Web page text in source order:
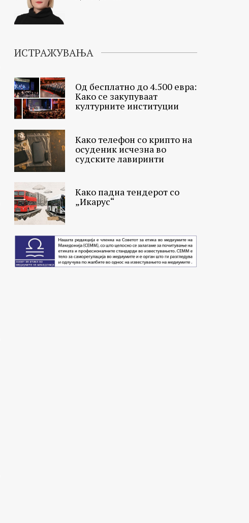
ИСТРАЖУВАЊА
Од бесплатно до 4.500 евра:
Како се закупуваат
културните институции
Како телефон со крипто на
осуденик исчезна во
судските лавиринти
Како падна тендерот со
„Икарус“